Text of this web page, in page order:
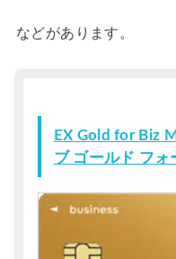
などがあります。
EX Gold for Biz
ブ ゴールド フォ